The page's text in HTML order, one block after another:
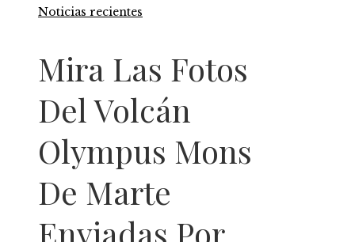
Noticias recientes
Mira Las Fotos
Del Volcán
Olympus Mons
De Marte
Enviadas Por